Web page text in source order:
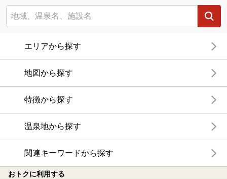
エリアから探す
地図から探す
特徴から探す
温泉地から探す
関連キーワードから探す
おトクに利用する